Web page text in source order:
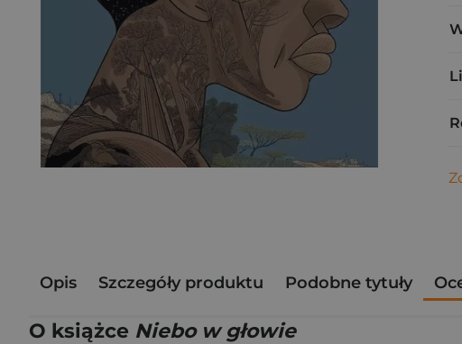
Opis Szczegóły produktu Podobne tytuły
O książce Niebo w głowie